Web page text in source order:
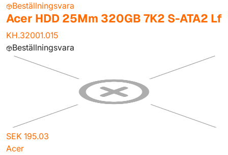
Beställningsvara
Acer HDD 25Mm 320GB 7K2 S-ATA2 Lf
KH.32001.015
Beställningsvara
SEK 195.03
Acer